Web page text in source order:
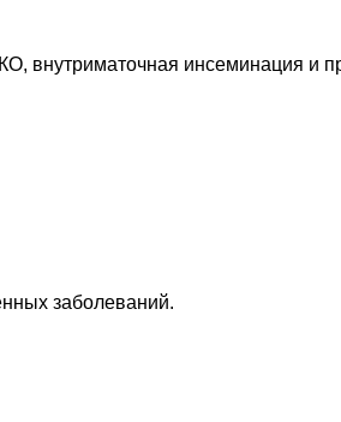
внутриматочная инсеминация и
заболеваний.